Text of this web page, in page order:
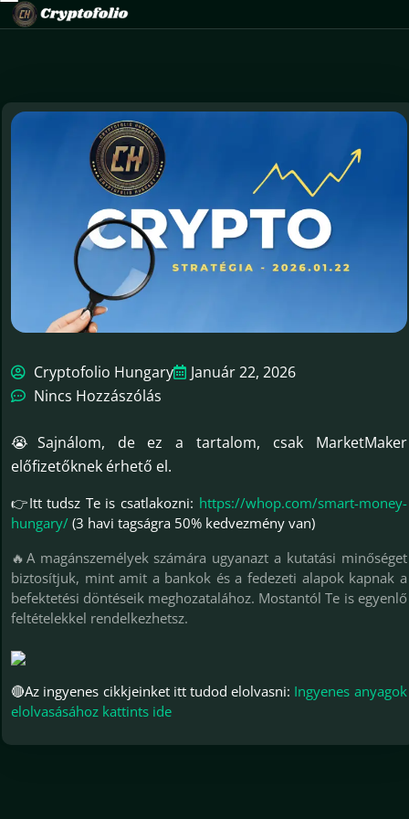
Cryptofolio Hungary
Január 22, 2026
Nincs Hozzászólás
😭Sajnálom, de ez a tartalom, csak MarketMaker
előfizetőknek érhető el.
👉Itt tudsz Te is csatlakozni: https://whop.com/smart-money-
hungary/ (3 havi tagságra 50% kedvezmény van)
🔥A magánszemélyek számára ugyanazt a kutatási minőséget
biztosítjuk, mint amit a bankok és a fedezeti alapok kapnak a
befektetési döntéseik meghozatalához. Mostantól Te is egyenlő
feltételekkel rendelkezhetsz.
🔴Az ingyenes cikkjeinket itt tudod elolvasni: Ingyenes anyagok
elolvasásához kattints ide